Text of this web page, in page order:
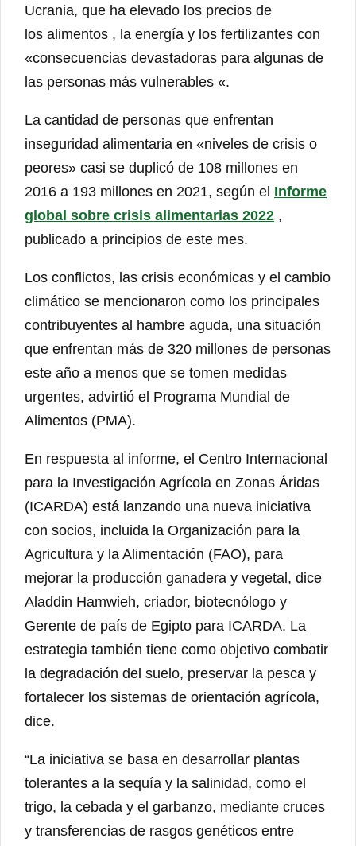
Ucrania, que ha elevado los precios de
los alimentos , la energía y los fertilizantes con
«consecuencias devastadoras para algunas de
las personas más vulnerables «.
La cantidad de personas que enfrentan
inseguridad alimentaria en «niveles de crisis o
peores» casi se duplicó de 108 millones en
2016 a 193 millones en 2021, según el Informe
global sobre crisis alimentarias 2022 ,
publicado a principios de este mes.
Los conflictos, las crisis económicas y el cambio
climático se mencionaron como los principales
contribuyentes al hambre aguda, una situación
que enfrentan más de 320 millones de personas
este año a menos que se tomen medidas
urgentes, advirtió el Programa Mundial de
Alimentos (PMA).
En respuesta al informe, el Centro Internacional
para la Investigación Agrícola en Zonas Áridas
(ICARDA) está lanzando una nueva iniciativa
con socios, incluida la Organización para la
Agricultura y la Alimentación (FAO), para
mejorar la producción ganadera y vegetal, dice
Aladdin Hamwieh, criador, biotecnólogo y
Gerente de país de Egipto para ICARDA. La
estrategia también tiene como objetivo combatir
la degradación del suelo, preservar la pesca y
fortalecer los sistemas de orientación agrícola,
dice.
“La iniciativa se basa en desarrollar plantas
tolerantes a la sequía y la salinidad, como el
trigo, la cebada y el garbanzo, mediante cruces
y transferencias de rasgos genéticos entre